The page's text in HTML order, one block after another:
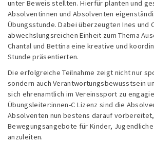
unter Beweis stellten. Hierfür planten und
Absolventinnen und Absolventen
Übungsstunde. Dabei überzeugten Ines und
abwechslungsreichen Einheit zum Thema
Chantal und Bettina eine kreative und
Stunde präsentierten.
Die erfolgreiche Teilnahme zeigt nicht nur
sondern auch Verantwortungsbewusstsein
sich ehrenamtlich im Vereinssport zu
Übungsleiter:innen-C Lizenz sind die
Absolventen nun bestens darauf
Bewegungsangebote für Kinder,
anzuleiten.